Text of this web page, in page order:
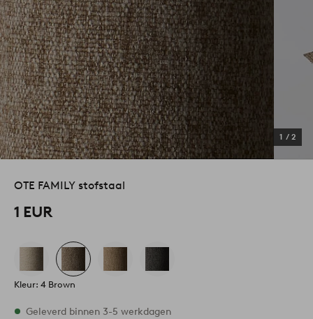
1 / 2
OTE FAMILY stofstaal
1 EUR
Kleur: 4 Brown
Op voorraad
Geleverd binnen 3-5 werkdagen